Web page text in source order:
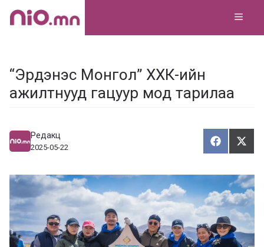
Skip
“Эрдэнэс Монгол” ХХК-ийн
ажилтнууд гацуур мод тарилаа
Редакц
2025-05-22
Х
у
а
л
ц
а
х
Т
ү
э
э
х